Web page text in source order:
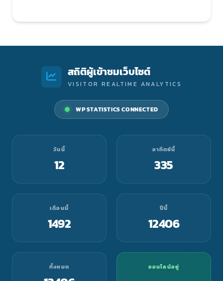
สถิติผู้เข้าชมเว็บไซต์
VISITOR REALTIME ANALYTICS
WP STATISTICS CONNECTED
วันนี้
12
อาทิตย์นี้
335
เดือนนี้
1492
ปีนี้
12406
ทั้งหมด ออนไลน์อยู่